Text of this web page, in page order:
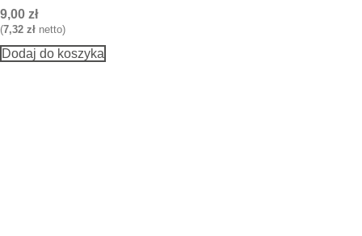
9,00 zł
(7,32 zł netto)
Dodaj do koszyka